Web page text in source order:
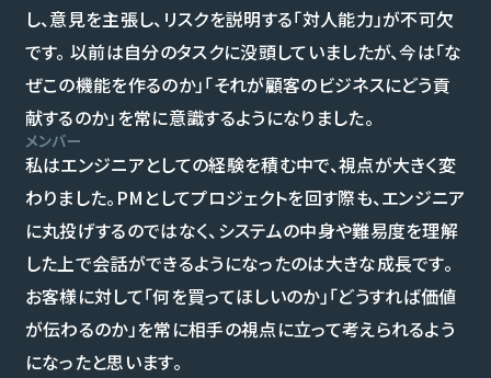
し、意見を主張し、リスクを説明する「対人能力」が不可欠
です。 以前は自分のタスクに没頭していましたが、今は「な
ぜこの機能を作るのか」「それが顧客のビジネスにどう貢
献するのか」を常に意識するようになりました。
メンバー
私はエンジニアとしての経験を積む中で、視点が大きく変
わりました。PMとしてプロジェクトを回す際も、エンジニア
に丸投げするのではなく、システムの中身や難易度を理解
した上で会話ができるようになったのは大きな成長です。
お客様に対して「何を買ってほしいのか」「どうすれば価値
が伝わるのか」を常に相手の視点に立って考えられるよう
になったと思います。